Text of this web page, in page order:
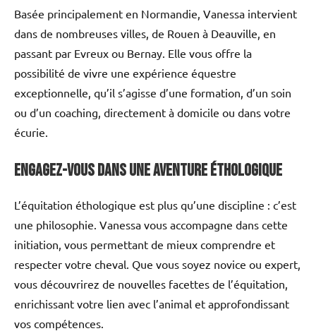
Basée principalement en Normandie, Vanessa intervient
dans de nombreuses villes, de Rouen à Deauville, en
passant par Evreux ou Bernay. Elle vous offre la
possibilité de vivre une expérience équestre
exceptionnelle, qu’il s’agisse d’une formation, d’un soin
ou d’un coaching, directement à domicile ou dans votre
écurie.
Engagez-vous dans une aventure éthologique
L’équitation éthologique est plus qu’une discipline : c’est
une philosophie. Vanessa vous accompagne dans cette
initiation, vous permettant de mieux comprendre et
respecter votre cheval. Que vous soyez novice ou expert,
vous découvrirez de nouvelles facettes de l’équitation,
enrichissant votre lien avec l’animal et approfondissant
vos compétences.